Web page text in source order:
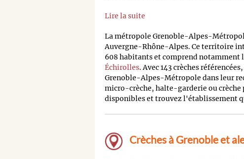
Lire la suite
La métropole Grenoble-Alpes-
Auvergne-Rhône-Alpes. Ce territoire
608 habitants et comprend notamment
Échirolles. Avec 143 crèches
Grenoble-Alpes-Métropole dans leur
micro-crèche, halte-garderie ou
disponibles et trouvez l'établissement
Crèches à Grenoble et